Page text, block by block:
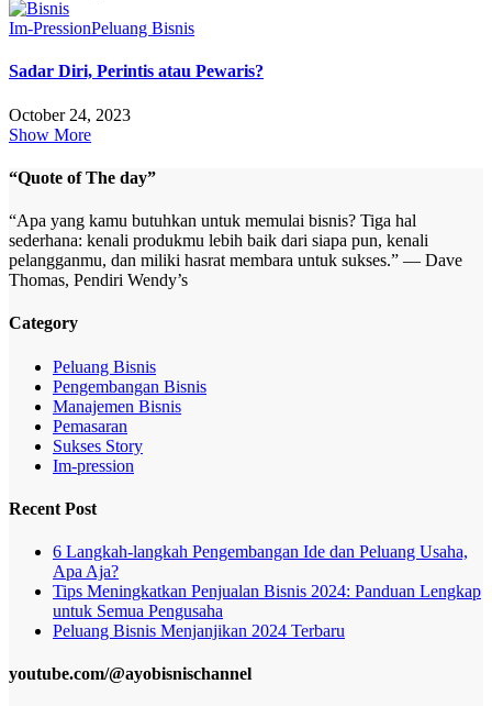
Im-PressionPeluang Bisnis
Sadar Diri, Perintis atau Pewaris?
October 24, 2023
Show More
“Quote of The day”
“Apa yang kamu butuhkan untuk memulai bisnis? Tiga hal
sederhana: kenali produkmu lebih baik dari siapa pun, kenali
pelangganmu, dan miliki hasrat membara untuk sukses.” — Dave
Thomas, Pendiri Wendy’s
Category
Peluang Bisnis
Pengembangan Bisnis
Manajemen Bisnis
Pemasaran
Sukses Story
Im-pression
Recent Post
6 Langkah-langkah Pengembangan Ide dan Peluang Usaha,
Apa Aja?
Tips Meningkatkan Penjualan Bisnis 2024: Panduan Lengkap
untuk Semua Pengusaha
Peluang Bisnis Menjanjikan 2024 Terbaru
youtube.com/@ayobisnischannel